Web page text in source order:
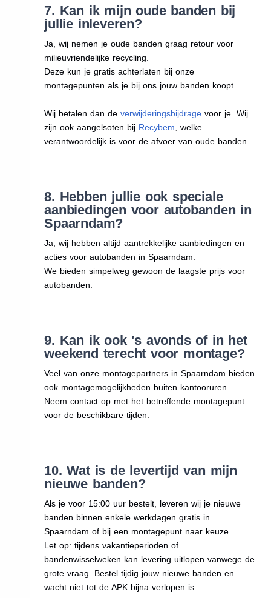
7. Kan ik mijn oude banden bij
jullie inleveren?
Ja, wij nemen je oude banden graag retour voor
milieuvriendelijke recycling.
Deze kun je gratis achterlaten bij onze
montagepunten als je bij ons jouw banden koopt.
Wij betalen dan deverwijderingsbijdrage voor je. Wij
zijn ook aangelsoten bij Recybem , welke
verantwoordelijk is voor de afvoer van oude banden.
8. Hebben jullie ook speciale
aanbiedingen voor autobanden in
Spaarndam?
Ja, wij hebben altijd aantrekkelijke aanbiedingen en
acties voor autobanden in Spaarndam.
We bieden simpelweg gewoon de laagste prijs voor
autobanden.
9. Kan ik ook 's avonds of in het
weekend terecht voor montage?
Veel van onze montagepartners in Spaarndam bieden
ook montagemogelijkheden buiten kantooruren.
Neem contact op met het betreffende montagepunt
voor de beschikbare tijden.
10. Wat is de levertijd van mijn
nieuwe banden?
Als je voor 15:00 uur bestelt, leveren wij je nieuwe
banden binnen enkele werkdagen gratis in
Spaarndam of bij een montagepunt naar keuze.
Let op: tijdens vakantieperioden of
bandenwisselweken kan levering uitlopen vanwege de
grote vraag. Bestel tijdig jouw nieuwe banden en
wacht niet tot de APK bijna verlopen is.